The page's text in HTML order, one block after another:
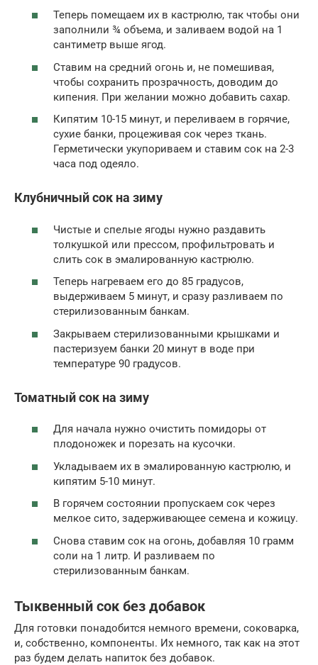
Теперь помещаем их в кастрюлю, так чтобы они
заполнили ¾ объема, и заливаем водой на 1
сантиметр выше ягод.
Ставим на средний огонь и, не помешивая,
чтобы сохранить прозрачность, доводим до
кипения. При желании можно добавить сахар.
Кипятим 10-15 минут, и переливаем в горячие,
сухие банки, процеживая сок через ткань.
Герметически укупориваем и ставим сок на 2-3
часа под одеяло.
Клубничный сок на зиму
Чистые и спелые ягоды нужно раздавить
толкушкой или прессом, профильтровать и
слить сок в эмалированную кастрюлю.
Теперь нагреваем его до 85 градусов,
выдерживаем 5 минут, и сразу разливаем по
стерилизованным банкам.
Закрываем стерилизованными крышками и
пастеризуем банки 20 минут в воде при
температуре 90 градусов.
Томатный сок на зиму
Для начала нужно очистить помидоры от
плодоножек и порезать на кусочки.
Укладываем их в эмалированную кастрюлю, и
кипятим 5-10 минут.
В горячем состоянии пропускаем сок через
мелкое сито, задерживающее семена и кожицу.
Снова ставим сок на огонь, добавляя 10 грамм
соли на 1 литр. И разливаем по
стерилизованным банкам.
Тыквенный сок без добавок
Для готовки понадобится немного времени, соковарка,
и, собственно, компоненты. Их немного, так как на этот
раз будем делать напиток без добавок.